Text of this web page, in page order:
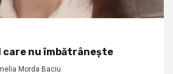
care nu îmbătrânește
Morda Baciu